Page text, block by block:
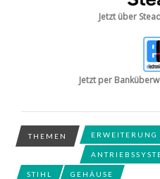
Jetzt über
Jetzt per
THEMEN ERWEITERUNG
STIHL GEHÄUSE